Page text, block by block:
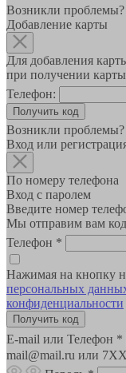
Возникли проблемы?
Добавление карты
Для добавления
при получении карты
Телефон:
Возникли проблемы?
Вход или
По номеру телефона
Вход с паролем
Введите номер
Мы отправим вам
Телефон *
Нажимая на кнопку
персональных
конфиденциальности
E-mail или Телефон *
mail@mail.ru или